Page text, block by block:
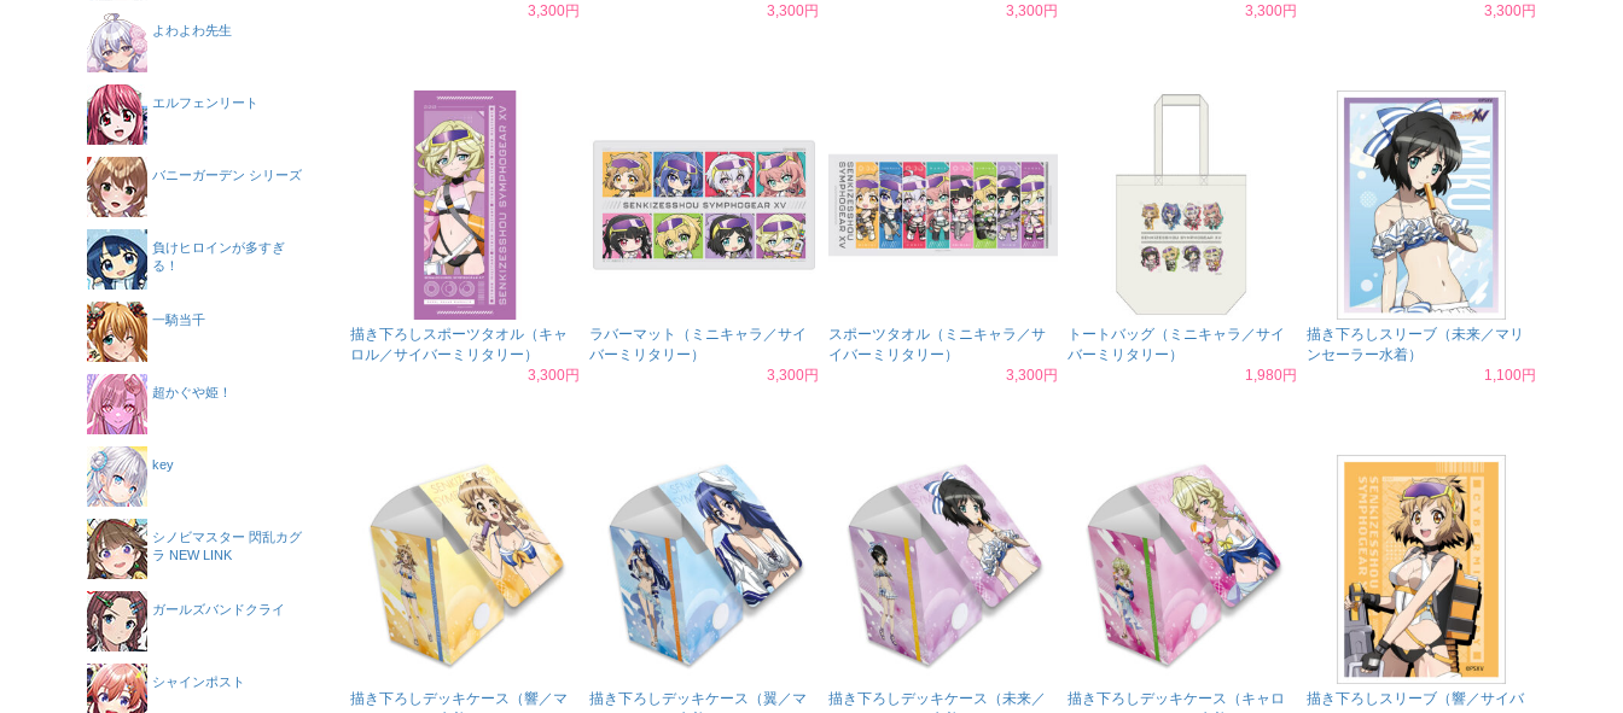
3,300円
3,300円
3,300円
3,300円
3,300円
描き下ろしスポーツタオル（キャ
ロル／サイバーミリタリー）
3,300円
ラバーマット（ミニキャラ／サイ
バーミリタリー）
3,300円
スポーツタオル（ミニキャラ／サ
イバーミリタリー）
3,300円
トートバッグ（ミニキャラ／サイ
バーミリタリー）
1,980円
描き下ろしスリーブ（未来／マリ
ンセーラー水着）
1,100円
描き下ろしデッキケース（響／マ
描き下ろしデッキケース（翼／マ
描き下ろしデッキケース（未来／
描き下ろしデッキケース（キャロ
描き下ろしスリーブ（響／サイバ
よわよわ先生
エルフェンリート
バニーガーデン シリーズ
負けヒロインが多すぎ
る！
一騎当千
超かぐや姫！
key
シノビマスター 閃乱カグ
ラ NEW LINK
ガールズバンドクライ
シャインポスト